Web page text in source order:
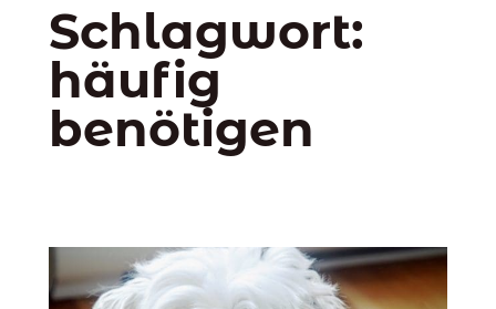
Schlagwort:
häufig
benötigen